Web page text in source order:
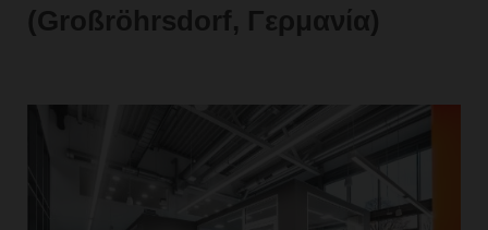
(Großröhrsdorf, Γερμανία)